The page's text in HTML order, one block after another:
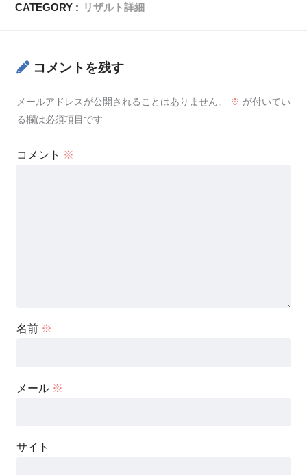
CATEGORY : リザルト詳細
コメントを残す
メールアドレスが公開されることはありません。 ※ が付いてい
る欄は必須項目です
コメント ※
名前 ※
メール ※
サイト